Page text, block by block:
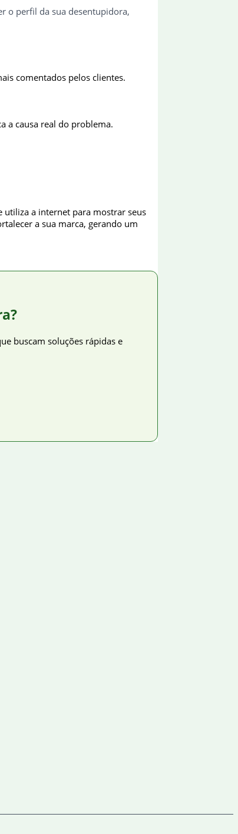
o perfil da sua desentupidora,
comentados pelos clientes.
a causa real do problema.
utiliza a internet para mostrar seus
a sua marca, gerando um
buscam soluções rápidas e